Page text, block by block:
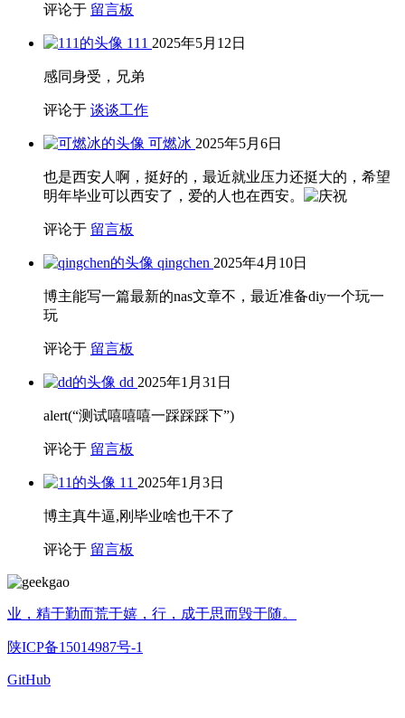
评论于 留言板
111 2025年5月12日
感同身受，兄弟
评论于 谈谈工作
可燃冰 2025年5月6日
也是西安人啊，挺好的，最近就业压力还挺大的，希望
明年毕业可以西安了，爱的人也在西安。
评论于 留言板
qingchen 2025年4月10日
博主能写一篇最新的nas文章不，最近准备diy一个玩一
玩
评论于 留言板
dd 2025年1月31日
alert(“测试嘻嘻嘻一踩踩踩下”)
评论于 留言板
11 2025年1月3日
博主真牛逼,刚毕业啥也干不了
评论于 留言板
业，精于勤而荒于嬉，行，成于思而毁于随。
陕ICP备15014987号-1
GitHub